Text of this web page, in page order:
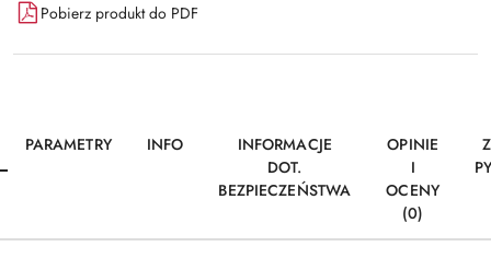
Pobierz produkt do PDF
PARAMETRY INFO
INFORMACJE
DOT.
BEZPIECZEŃSTWA
OPINIE
I
OCENY
(0)